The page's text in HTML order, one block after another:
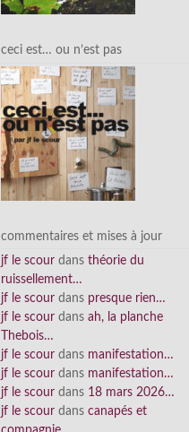
ceci est… ou n’est pas
commentaires et mises à jour
jf le scour dans théorie du
ruissellement…
jf le scour dans presque rien…
jf le scour dans ah, la planche
Thebois…
jf le scour dans manifestation…
jf le scour dans manifestation…
jf le scour dans 18 mars 2026…
jf le scour dans canapés et